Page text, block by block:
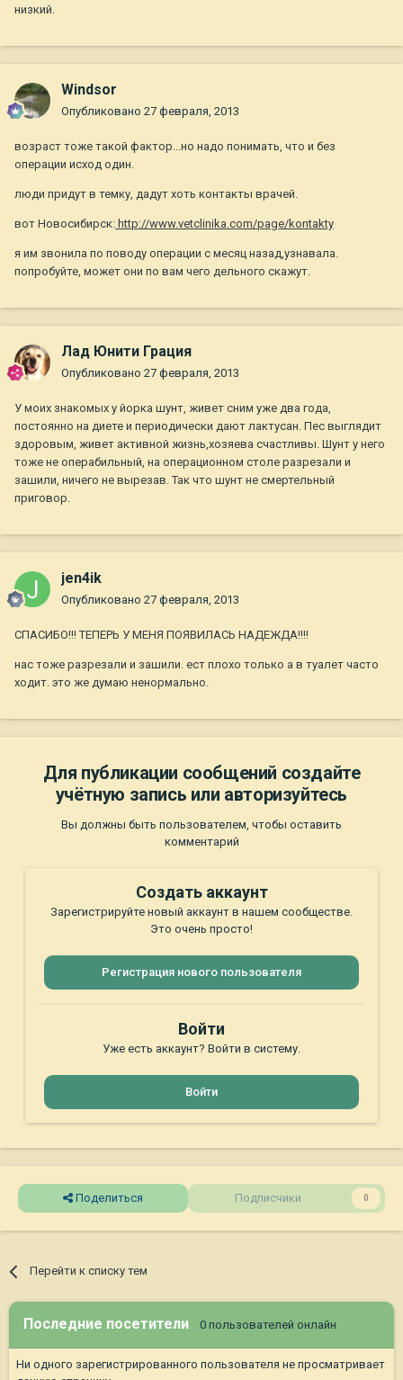
низкий.
Windsor
Опубликовано 27 февраля, 2013
возраст тоже такой фактор...но надо понимать, что и без
операции исход один.
люди придут в темку, дадут хоть контакты врачей.
вот Новосибирск: http://www.vetclinika.com/page/kontakty
я им звонила по поводу операции с месяц назад,узнавала.
попробуйте, может они по вам чего дельного скажут.
Лад Юнити Грация
Опубликовано 27 февраля, 2013
У моих знакомых у йорка шунт, живет сним уже два года,
постоянно на диете и периодически дают лактусан. Пес выглядит
здоровым, живет активной жизнь,хозяева счастливы. Шунт у него
тоже не операбильный, на операционном столе разрезали и
зашили, ничего не вырезав. Так что шунт не смертельный
приговор.
jen4ik
Опубликовано 27 февраля, 2013
СПАСИБО!!! ТЕПЕРЬ У МЕНЯ ПОЯВИЛАСЬ НАДЕЖДА!!!!
нас тоже разрезали и зашили. ест плохо только а в туалет часто
ходит. это же думаю ненормально.
Для публикации сообщений создайте
учётную запись или авторизуйтесь
Вы должны быть пользователем, чтобы оставить
комментарий
Создать аккаунт
Зарегистрируйте новый аккаунт в нашем сообществе.
Это очень просто!
Регистрация нового пользователя
Войти
Уже есть аккаунт? Войти в систему.
Войти
Поделиться Подписчики 0
Перейти к списку тем
Последние посетители 0 пользователей онлайн
Ни одного зарегистрированного пользователя не просматривает